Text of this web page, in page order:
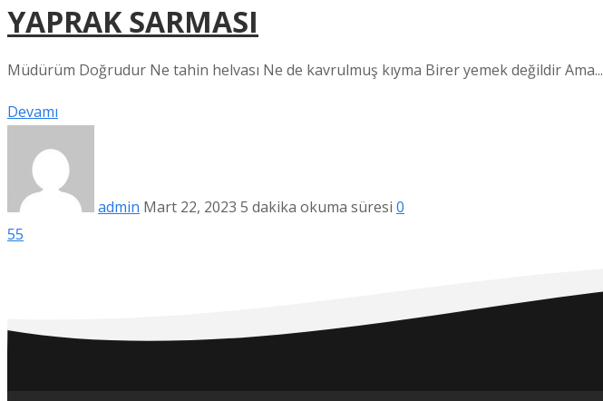
YAPRAK SARMASI
Müdürüm Doğrudur Ne tahin helvası Ne de kavrulmuş kıyma Birer yemek değildir Ama...
Devamı
admin Mart 22, 2023 5 dakika okuma süresi 0
55